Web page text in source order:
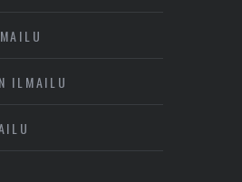
ILMAILU